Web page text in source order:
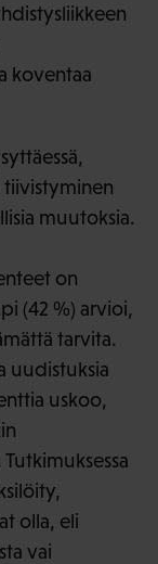
koventaa
muutoksia.
on
(42 %) arvioi,
tarvita.
uudistuksia
uskoo,
olla, eli
vai